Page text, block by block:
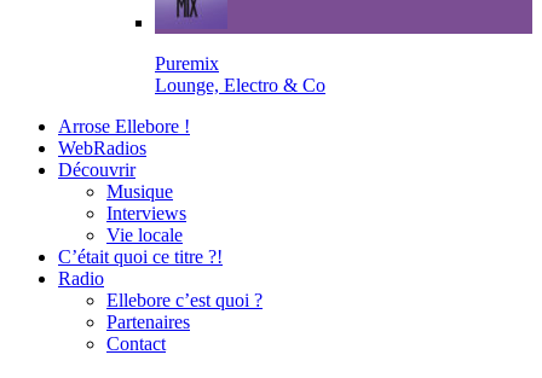
Puremix
Lounge, Electro & Co
Arrose Ellebore !
WebRadios
Découvrir
Musique
Interviews
Vie locale
C’était quoi ce titre ?!
Radio
Ellebore c’est quoi ?
Partenaires
Contact